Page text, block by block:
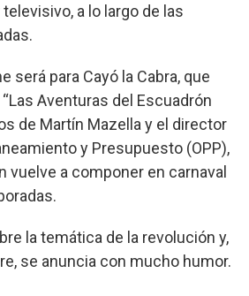
a lo largo de las
será para Cayó la Cabra, que
Aventuras del Escuadrón
de Martín Mazella y el director
y Presupuesto (OPP),
vuelve a componer en carnaval
la temática de la revolución y,
se anuncia con mucho humor.